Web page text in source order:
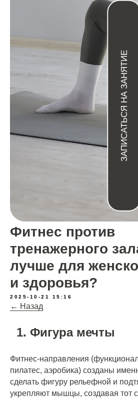
Фитнес против
тренажерного
лучше для
и здоровья?
2025-10-21 15:16
← Назад
Фигура мечты
Фитнес-направления
пилатес, аэробика) созданы
сделать фигуру рельефной и
укрепляют мышцы, создавая тот